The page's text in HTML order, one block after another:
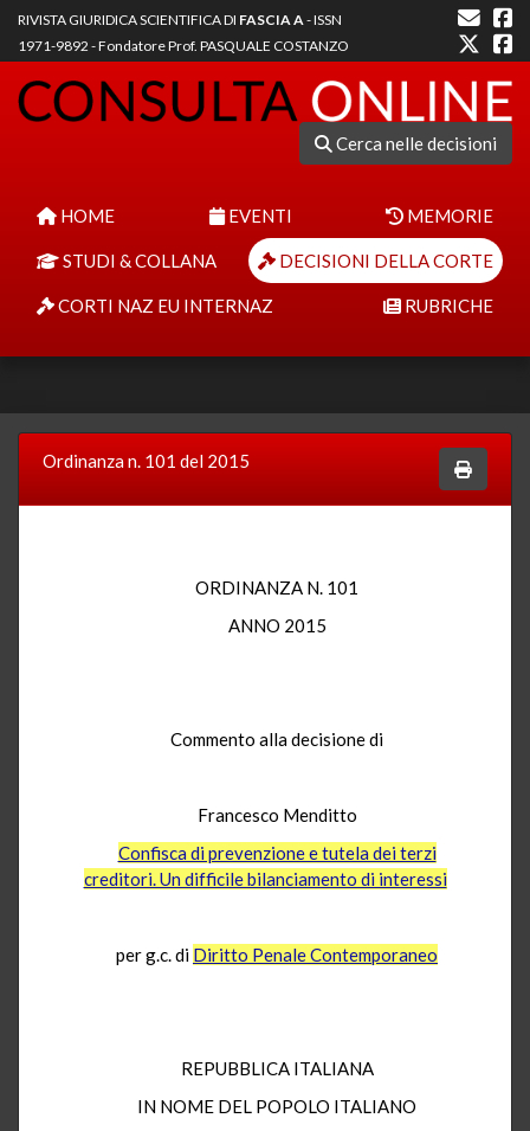
RIVISTA GIURIDICA SCIENTIFICA DI FASCIA A- ISSN
1971-9892 - Fondatore Prof. PASQUALE COSTANZO
Cerca nelle decisioni
HOME EVENTI MEMORIE
STUDI & COLLANA DECISIONI DELLA CORTE
CORTI NAZ EU INTERNAZ RUBRICHE
Ordinanza n. 101 del 2015
ORDINANZA N. 101
ANNO 2015
Commento alla decisione di
Francesco Menditto
Confisca di prevenzione e tutela dei terzi
creditori. Un difficile bilanciamento di interessi
per g.c. di Diritto Penale Contemporaneo
REPUBBLICA ITALIANA
IN NOME DEL POPOLO ITALIANO